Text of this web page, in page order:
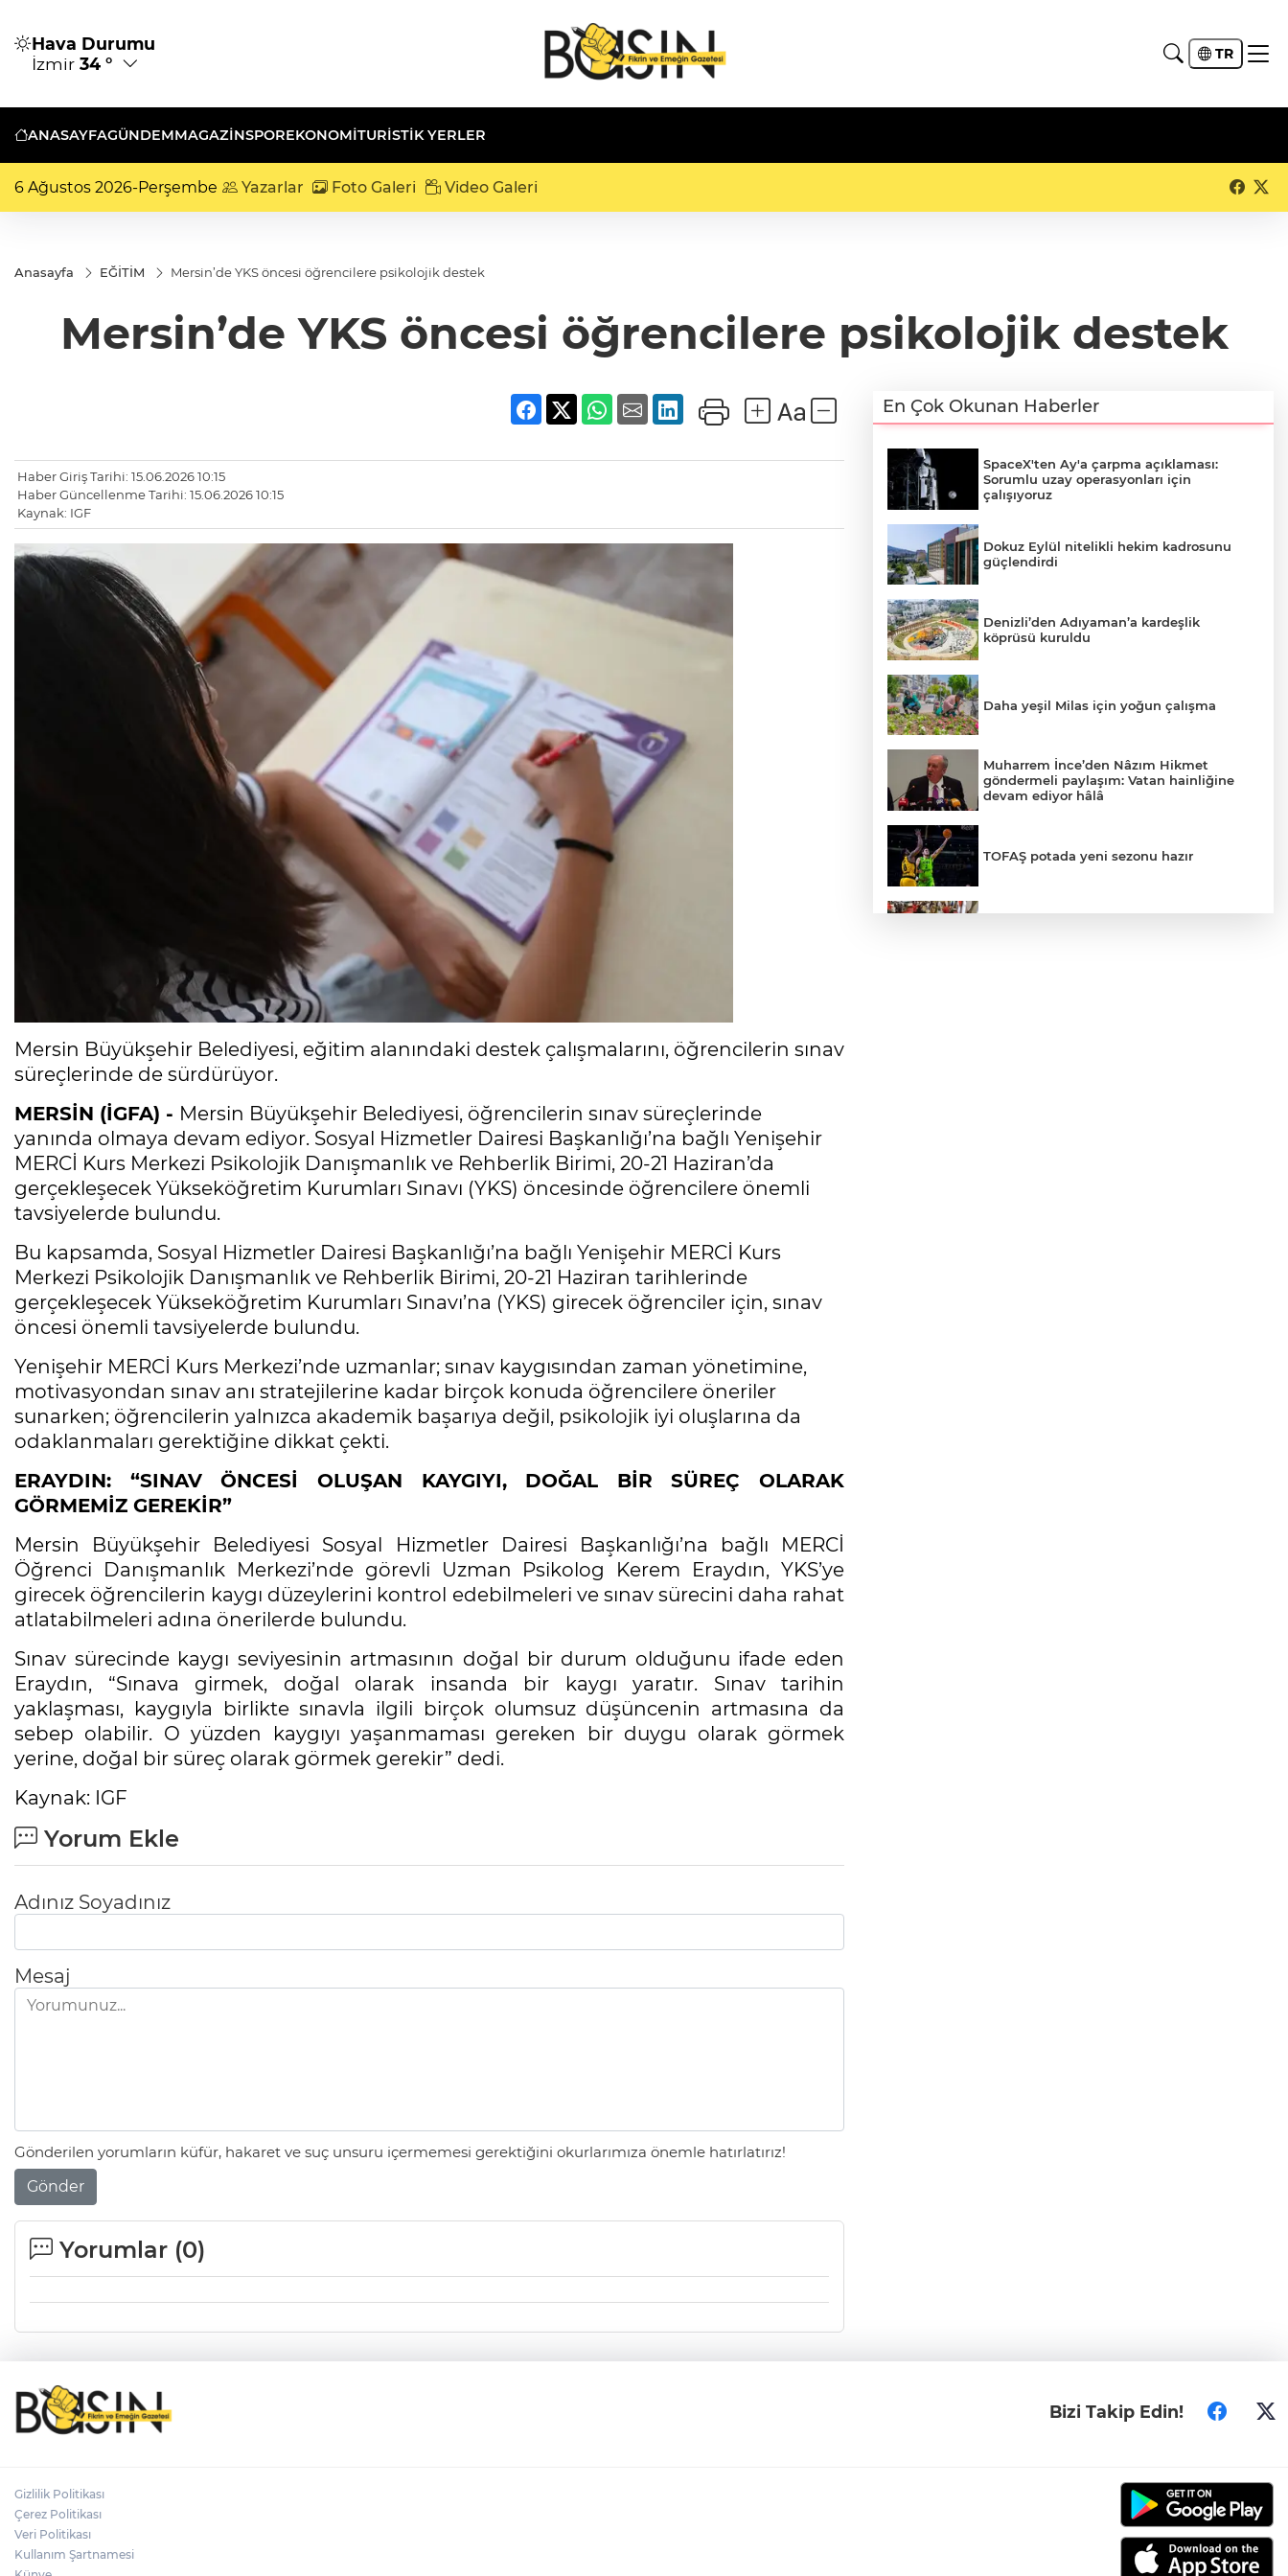
Hava Durumu
İzmir 34 ° TR
ANASAYFAGÜNDEMMAGAZİNSPOREKONOMİTURISTIK YERLER
6 Ağustos 2026-Perşembe Yazarlar Foto Galeri Video Galeri
Anasayfa EĞİTİM Mersin’de YKS öncesi öğrencilere psikolojik destek
Mersin’de YKS öncesi öğrencilere psikolojik destek
Haber Giriş Tarihi: 15.06.2026 10:15
Haber Güncellenme Tarihi: 15.06.2026 10:15
Kaynak: IGF
Mersin Büyükşehir Belediyesi, eğitim alanındaki destek çalışmalarını, öğrencilerin sınav
süreçlerinde de sürdürüyor.
MERSİN (İGFA) - Mersin Büyükşehir Belediyesi, öğrencilerin sınav süreçlerinde
yanında olmaya devam ediyor. Sosyal Hizmetler Dairesi Başkanlığı’na bağlı Yenişehir
MERCİ Kurs Merkezi Psikolojik Danışmanlık ve Rehberlik Birimi, 20-21 Haziran’da
gerçekleşecek Yükseköğretim Kurumları Sınavı (YKS) öncesinde öğrencilere önemli
tavsiyelerde bulundu.
Bu kapsamda, Sosyal Hizmetler Dairesi Başkanlığı’na bağlı Yenişehir MERCİ Kurs
Merkezi Psikolojik Danışmanlık ve Rehberlik Birimi, 20-21 Haziran tarihlerinde
gerçekleşecek Yükseköğretim Kurumları Sınavı’na (YKS) girecek öğrenciler için, sınav
öncesi önemli tavsiyelerde bulundu.
Yenişehir MERCİ Kurs Merkezi’nde uzmanlar; sınav kaygısından zaman yönetimine,
motivasyondan sınav anı stratejilerine kadar birçok konuda öğrencilere öneriler
sunarken; öğrencilerin yalnızca akademik başarıya değil, psikolojik iyi oluşlarına da
odaklanmaları gerektiğine dikkat çekti.
ERAYDIN: “SINAV ÖNCESİ OLUŞAN KAYGIYI, DOĞAL BİR SÜREÇ OLARAK
GÖRMEMİZ GEREKİR”
Mersin Büyükşehir Belediyesi Sosyal Hizmetler Dairesi Başkanlığı’na bağlı MERCİ
Öğrenci Danışmanlık Merkezi’nde görevli Uzman Psikolog Kerem Eraydın, YKS’ye
girecek öğrencilerin kaygı düzeylerini kontrol edebilmeleri ve sınav sürecini daha rahat
atlatabilmeleri adına önerilerde bulundu.
Sınav sürecinde kaygı seviyesinin artmasının doğal bir durum olduğunu ifade eden
Eraydın, “Sınava girmek, doğal olarak insanda bir kaygı yaratır. Sınav tarihin
yaklaşması, kaygıyla birlikte sınavla ilgili birçok olumsuz düşüncenin artmasına da
sebep olabilir. O yüzden kaygıyı yaşanmaması gereken bir duygu olarak görmek
yerine, doğal bir süreç olarak görmek gerekir” dedi.
Kaynak: IGF
Yorum Ekle
Adınız Soyadınız
Mesaj
Gönderilen yorumların küfür, hakaret ve suç unsuru içermemesi gerektiğini okurlarımıza önemle hatırlatırız!
Gönder
Yorumlar (0)
En Çok Okunan Haberler
SpaceX'ten Ay'a çarpma açıklaması:
Sorumlu uzay operasyonları için
çalışıyoruz
Dokuz Eylül nitelikli hekim kadrosunu
güçlendirdi
Denizli’den Adıyaman’a kardeşlik
köprüsü kuruldu
Daha yeşil Milas için yoğun çalışma
Muharrem İnce’den Nâzım Hikmet
göndermeli paylaşım: Vatan hainliğine
devam ediyor hâlâ
TOFAŞ potada yeni sezonu hazır
Bizi Takip Edin!
Gizlilik Politikası
Çerez Politikası
Veri Politikası
Kullanım Şartnamesi